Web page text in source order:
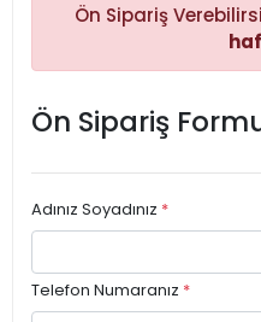
Ön Sipariş
Ön Sipariş
Adınız Soyadınız *
Telefon Numaranız *